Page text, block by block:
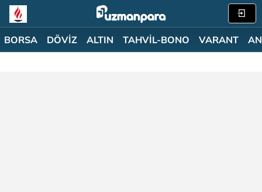
BORSA DÖVİZ ALTIN TAHVİL-BONO VARANT